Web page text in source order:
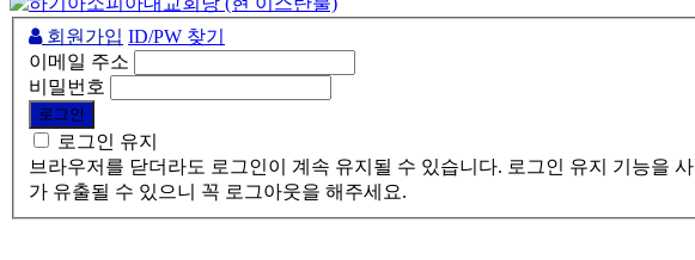
회원가입 ID/PW 찾기
이메일 주소
비밀번호
로그인 유지
브라우저를 닫더라도 로그인이 계속 유지될 수 있습니다. 로그인 유지 기능을
가 유출될 수 있으니 꼭 로그아웃을 해주세요.